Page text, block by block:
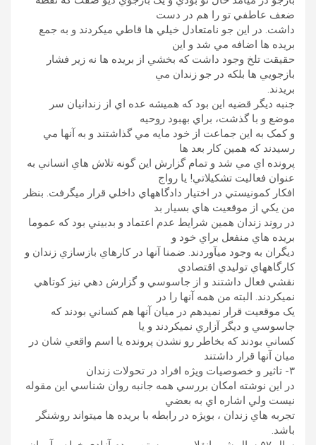
ضعف عاطفي تو را هم در دست
داشت. در اين جو نامتعادل خيلي ها قاطي ميکردند و به جمع
بريده ها اضافه مي شد و اين
حقيقت تلخ وجود داشت که بخشي از بريده ها نه زير فشار
بازجويي ها بلکه در جو زندان مي
بريدند.
جنبه ديگر قضيه اين بود که هميشه عده اي از زندانيان سر
موضع و با گذشت، براي بهبود روحيه
و کمک به اين جماعت از خود مايه مي گذاشتند و به آنها مي
رسيدند که همين کار بعد ها
پرونده اي مي شد و تمام گزارش اين گونه تلاش هاي انساني به
عنوان فعاليت تشکيلاتي! يا رواج
افکار کمونيستي در اختيار دادگاههاي داخلي قرار ميگرفت. بنظر
من يکي از موقعيت هاي بسيار بد
در روند زندان همين شرايط عدم اعتماد و بدبيني بود که عموما
بريده هاي منفعل براي خود و
ديگران به وجود ميآوردند. ضمنا آنها در کارهاي بازسازي زندان و
کارگاههاي توليدي اقتصادي
نقشي فعال داشتند و از جاسوسي و گزارش دهي نيز کوتاهي
نميکردند. البته من همه آنها را در
يک موقعيت قرار نميدهم در ميان آنها هم کساني بودند که
جاسوسي و ديگر آزاري نميکردند و يا
کساني بودند که بخاطر رو نشدن پرونده يا اسم واقعي شان در
ميان آنها قرار داشتند
۳- تاثير و خصوصيات ويژه افراد در تحولات زندان
در اين نوشته امکان بررسي همه جانبه روان شناسي اين مقوله
نيست ولي اشاره اي به بعضي
تجربه هاي زندان ، بويژه در رابطه با بريده ها ميتواند روشنگر
باشد.